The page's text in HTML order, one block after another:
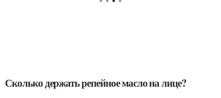
Сколько держать репейное масло на лице?